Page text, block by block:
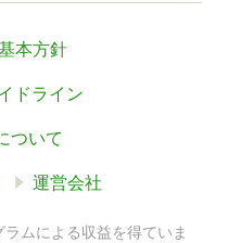
本方針
ドライン
ついて
運営会社
ムによる収益を得ていま